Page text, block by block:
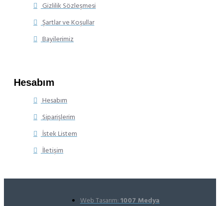
Gizlilik Sözleşmesi
Şartlar ve Koşullar
Bayilerimiz
Hesabım
Hesabım
Siparişlerim
İstek Listem
İletişim
Web Tasarım: 1007 Medya